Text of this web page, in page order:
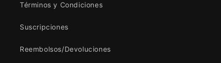
Términos y Condiciones
Suscripciones
Reembolsos/Devoluciones